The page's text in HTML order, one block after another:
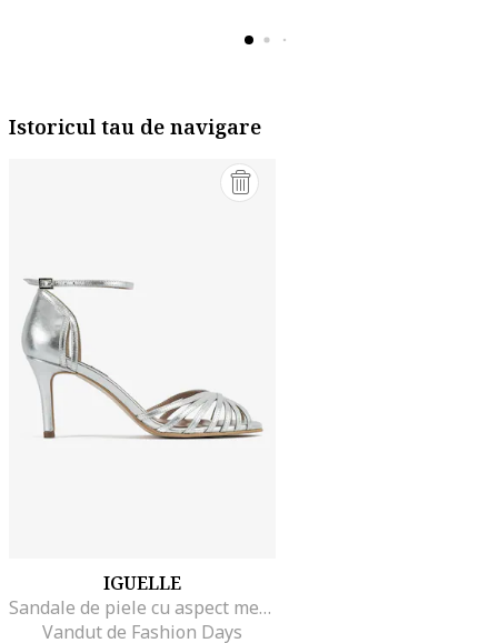
Istoricul tau de navigare
IGUELLE
Sandale de piele cu aspect metalizat, Argintiu
Vandut de Fashion Days